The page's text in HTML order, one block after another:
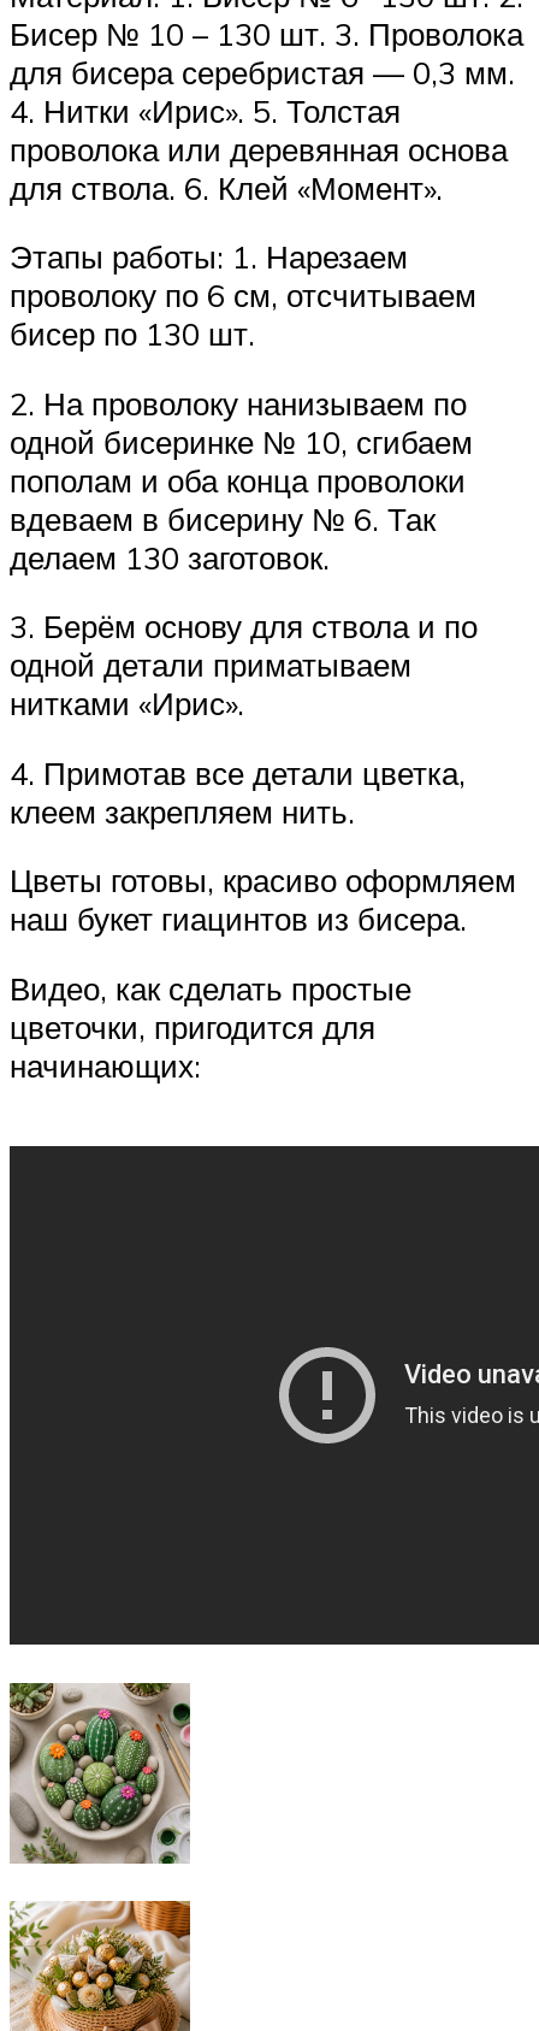
Бисер № 10 – 130 шт. 3. Проволока
для бисера серебристая — 0,3 мм.
4. Нитки «Ирис». 5. Толстая
проволока или деревянная основа
для ствола. 6. Клей «Момент».
Этапы работы: 1. Нарезаем
проволоку по 6 см, отсчитываем
бисер по 130 шт.
2. На проволоку нанизываем по
одной бисеринке № 10, сгибаем
пополам и оба конца проволоки
вдеваем в бисерину № 6. Так
делаем 130 заготовок.
3. Берём основу для ствола и по
одной детали приматываем
нитками «Ирис».
4. Примотав все детали цветка,
клеем закрепляем нить.
Цветы готовы, красиво оформляем
наш букет гиацинтов из бисера.
Видео, как сделать простые
цветочки, пригодится для
начинающих: